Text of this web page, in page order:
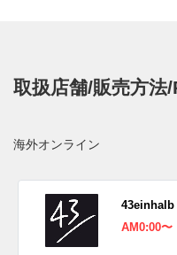
ク)"サポートユニット、
ール構造によって、初代
り未来的な雰囲気を強め
今回は淡く上品なニュー
ホワイトをベースに、柔
ニューカラーとなる。メ
取扱店舗/販売方法/
海外オンライン
43einhalb
AM0:00〜